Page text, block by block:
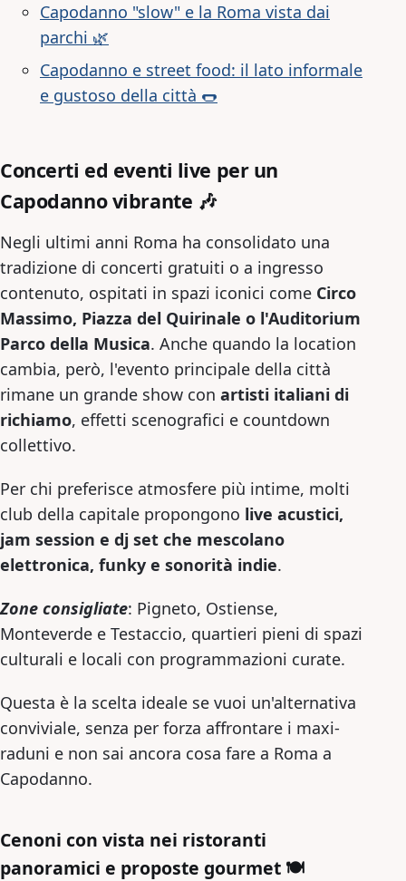
Capodanno "slow" e la Roma vista dai
parchi 🌿
Capodanno e street food: il lato informale
e gustoso della città 🌭
Concerti ed eventi live per un
Capodanno vibrante 🎶
Negli ultimi anni Roma ha consolidato una
tradizione di concerti gratuiti o a ingresso
contenuto, ospitati in spazi iconici come Circo
Massimo, Piazza del Quirinale o l'Auditorium
Parco della Musica. Anche quando la location
cambia, però, l'evento principale della città
rimane un grande show con artisti italiani di
richiamo, effetti scenografici e countdown
collettivo.
Per chi preferisce atmosfere più intime, molti
club della capitale propongono live acustici,
jam session e dj set che mescolano
elettronica, funky e sonorità indie.
Zone consigliate: Pigneto, Ostiense,
Monteverde e Testaccio, quartieri pieni di spazi
culturali e locali con programmazioni curate.
Questa è la scelta ideale se vuoi un'alternativa
conviviale, senza per forza affrontare i maxi-
raduni e non sai ancora cosa fare a Roma a
Capodanno.
Cenoni con vista nei ristoranti
panoramici e proposte gourmet 🍽️